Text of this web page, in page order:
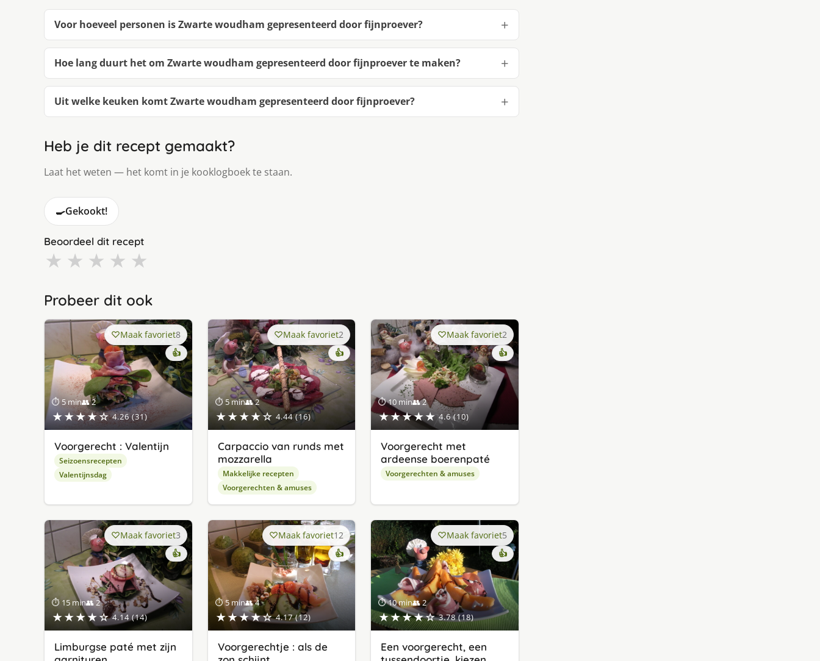
Voor hoeveel personen is Zwarte woudham gepresenteerd door fijnproever?
Hoe lang duurt het om Zwarte woudham gepresenteerd door fijnproever te maken?
Uit welke keuken komt Zwarte woudham gepresenteerd door fijnproever?
Heb je dit recept gemaakt?
Laat het weten — het komt in je kooklogboek te staan.
🍳Gekookt!
Beoordeel dit recept
★ ★ ★ ★ ★
Probeer dit ook
⏱ 5 min👥 2
★★★★☆ 4.26 (31)
Maak favoriet8
👍
Voorgerecht : Valentijn
Seizoensrecepten
Valentijnsdag
⏱ 5 min👥 2
★★★★☆ 4.44 (16)
Maak favoriet2
👍
Carpaccio van runds met
mozzarella
Makkelijke recepten
Voorgerechten & amuses
⏱ 10 min👥 2
★★★★★ 4.6 (10)
Maak favoriet2
👍
Voorgerecht met
ardeense boerenpaté
Voorgerechten & amuses
⏱ 15 min👥 2
★★★★☆ 4.14 (14)
Maak favoriet3
👍
Limburgse paté met zijn
⏱ 5 min👥 4
★★★★☆ 4.17 (12)
Maak favoriet12
👍
Voorgerechtje : als de
⏱ 10 min👥 2
★★★★☆ 3.78 (18)
Maak favoriet5
👍
Een voorgerecht, een